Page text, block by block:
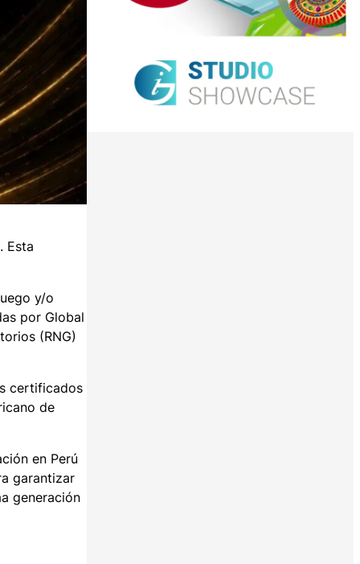
Esta
y/o
por Global
(RNG)
certificados
de
en Perú
garantizar
generación